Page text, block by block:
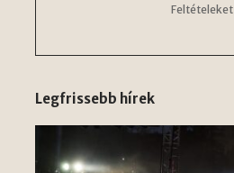
Feltételeket
Legfrissebb hírek